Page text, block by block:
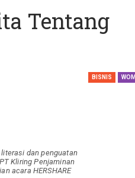
Tentang
BISNIS
literasi dan penguatan
Kliring Penjaminan
acara HERSHARE
KAI Daop 4
Relawan “Aksi
Gibran” Gelar